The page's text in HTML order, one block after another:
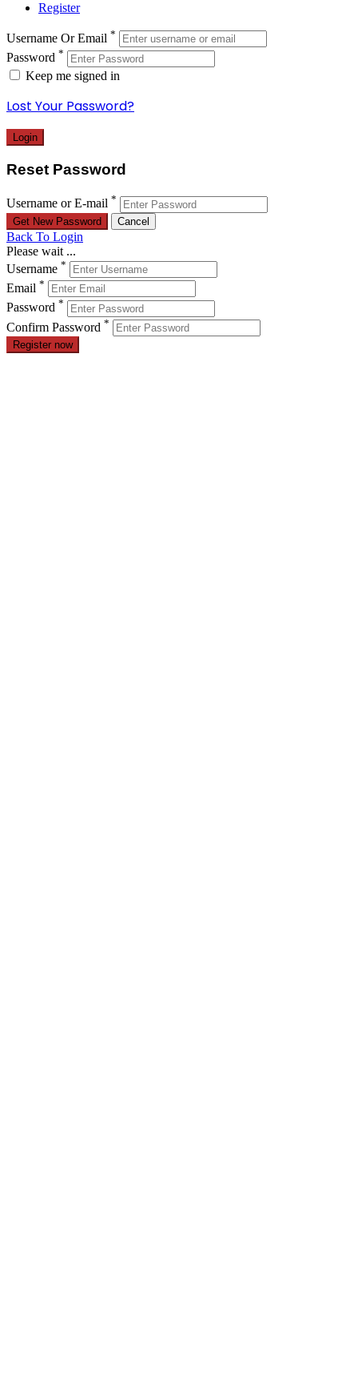
Register
Username Or Email *
Password *
Keep me signed in
Lost Your Password?
Reset Password
Username or E-mail *
Back To Login
Please wait ...
Username *
Email *
Password *
Confirm Password *
Register now